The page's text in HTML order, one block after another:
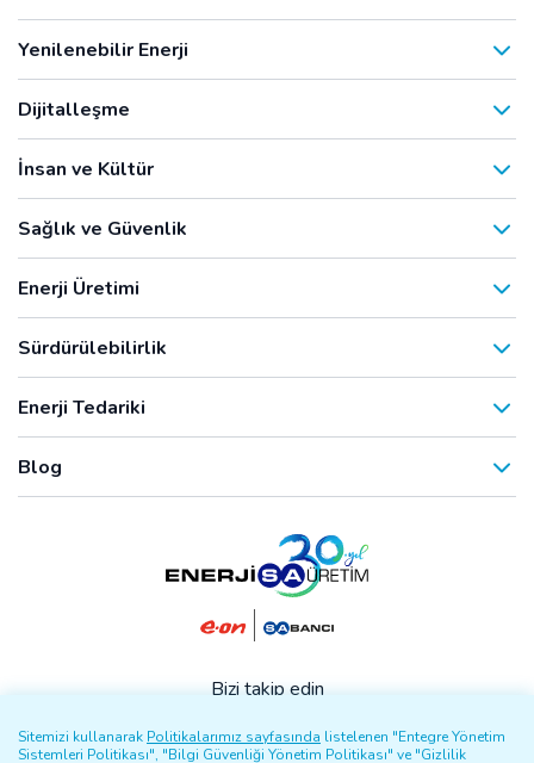
Bizi takip edin
Yenilenebilir Enerji
Dijitalleşme
İnsan ve Kültür
Sağlık ve Güvenlik
Enerji Üretimi
Sürdürülebilirlik
Enerji Tedariki
Blog
Sitemizi kullanarak Politikalarımız sayfasında listelenen "Entegre Yönetim
Sistemleri Politikası", "Bilgi Güvenliği Yönetim Politikası" ve "Gizlilik